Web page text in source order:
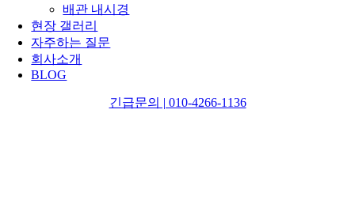
배관 내시경
현장 갤러리
자주하는 질문
회사소개
BLOG
긴급문의 | 010-4266-1136